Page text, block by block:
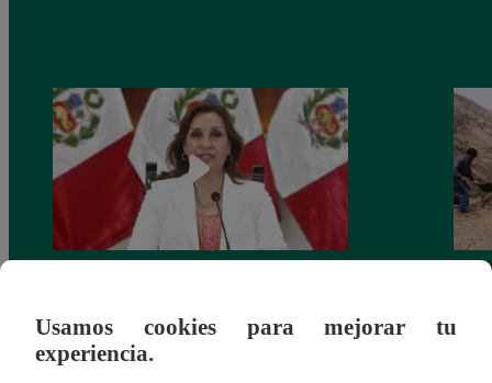
salario presidencial se aplique desde 2026
Usamos cookies para mejorar tu
experiencia.